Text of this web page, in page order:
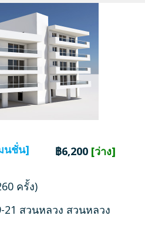
นชั่น] ฿6,200 [ว่าง]
ครั้ง)
21 สวนหลวง สวนหลวง